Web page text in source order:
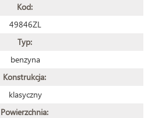
Kod:
49846ZL
Typ:
benzyna
Konstrukcja:
klasyczny
Powierzchnia: